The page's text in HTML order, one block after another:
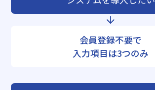
会員登録不要で
入力項目は3つのみ